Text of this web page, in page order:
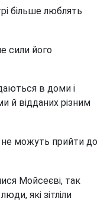
більше люблять
сили його
в доми і
й відданих різним
не можуть прийти до
Мойсеєві, так
які зітліли